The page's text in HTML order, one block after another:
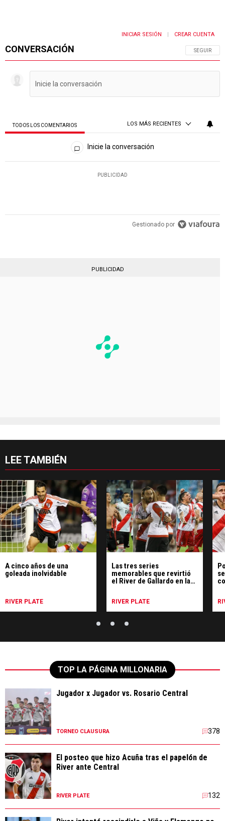
CONVERSACIÓN SIGA ESTA
SEGUIR
INICIAR SESIÓN CREAR CUENTA
TODOS LOS COMENTARIOS LOS MÁS RECIENTES
Todos los comentarios
Inicie la conversación
PUBLICIDAD
Gestionado por
PUBLICIDAD
LEE TAMBIÉN
A cinco años de una
goleada inolvidable
RIVER PLATE
Las tres series
memorables que revirtió
el River de Gallardo en la
RIVER PLATE
TOP LA PÁGINA MILLONARIA
Jugador x Jugador vs. Rosario Central
TORNEO CLAUSURA 378
El posteo que hizo Acuña tras el papelón de
River ante Central
RIVER PLATE 132